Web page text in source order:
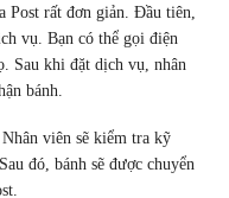
Post rất đơn giản. Đầu tiên,
vụ. Bạn có thể gọi điện
Sau khi đặt dịch vụ, nhân
bánh.
viên sẽ kiểm tra kỹ
đó, bánh sẽ được chuyển